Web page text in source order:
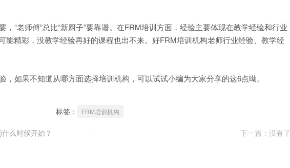
“老师傅”总比“新厨子”要靠谱。在FRM培训方面，经验主要体现在教学经验和行业
能精彩，没教学经验再好的课程也出不来。好FRM培训机构老师行业经验、教学经
如果不知道从哪方面选择培训机构，可以试试小编为大家分享的这6点呦。
标签： FRM培训机构
么时候开始？ 下一篇：没有了